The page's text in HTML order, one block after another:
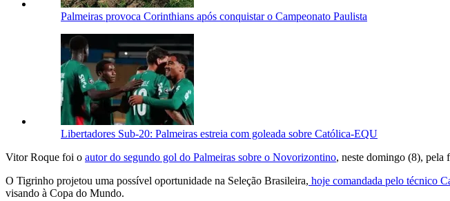
Palmeiras provoca Corinthians após conquistar o Campeonato Paulista
Libertadores Sub-20: Palmeiras estreia com goleada sobre Católica-EQU
Vitor Roque foi o autor do segundo gol do Palmeiras sobre o Novorizontino, neste domingo (8), pela
O Tigrinho projetou uma possível oportunidade na Seleção Brasileira, hoje comandada pelo técnico
visando à Copa do Mundo.